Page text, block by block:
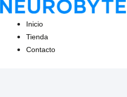
Inicio
Tienda
Contacto